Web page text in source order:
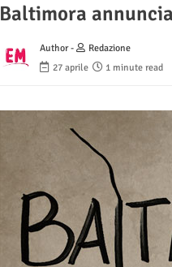
Baltimora
Author -
Redazione
27 aprile
1 minute read